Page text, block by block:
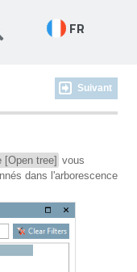
FR
Suivant
[Open tree] vous
dans l'arborescence